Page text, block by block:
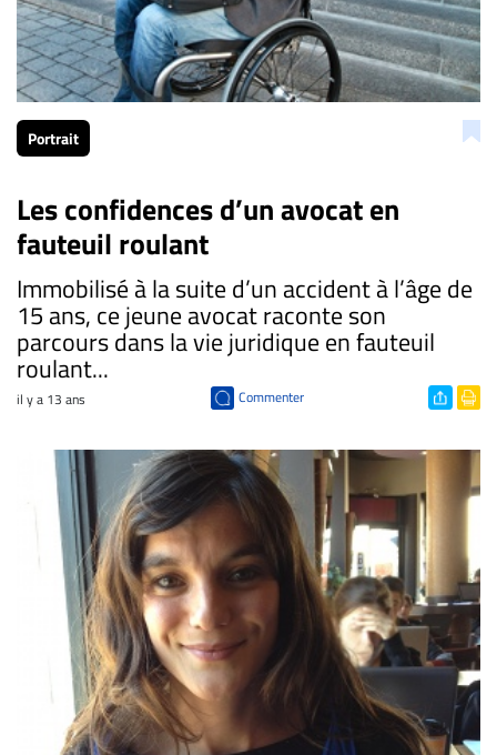
Portrait
Les confidences d’un avocat en
fauteuil roulant
Immobilisé à la suite d’un accident à l’âge de
15 ans, ce jeune avocat raconte son
parcours dans la vie juridique en fauteuil
roulant...
il y a 13 ans Commenter